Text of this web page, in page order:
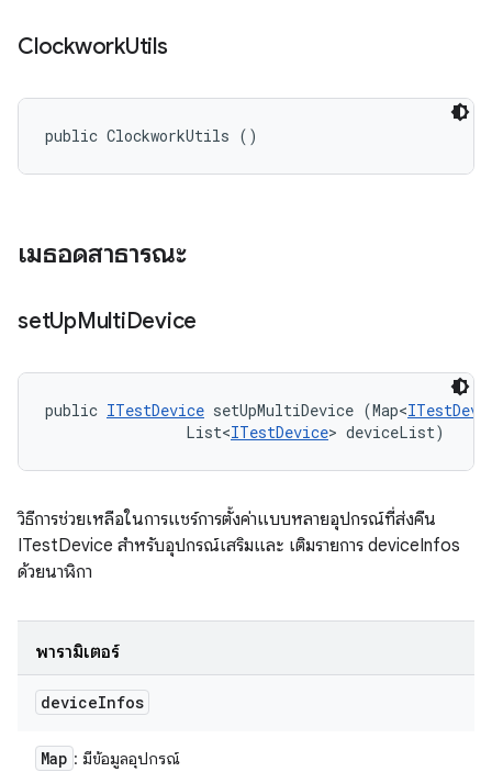
ClockworkUtils
public ClockworkUtils ()
เมธอดสาธารณะ
setUpMultiDevice
public ITestDevice setUpMultiDevice (Map<
                List<
ITestDevice> deviceList)
วิธีการช่วยเหลือในการแชร์การตั้งค่าแบบหลายอุปกรณ์ที่ส่งคืน
ITestDevice สำหรับอุปกรณ์เสริมและ เติมรายการ deviceInfos
ด้วยนาฬิกา
พารามิเตอร์
deviceInfos
Map : มีข้อมูลอุปกรณ์